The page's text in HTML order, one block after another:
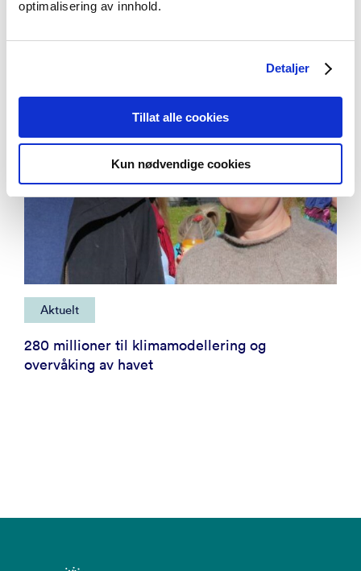
optimalisering av innhold.
Detaljer
Tillat alle cookies
Kun nødvendige cookies
Aktuelt
280 millioner til klimamodellering og
overvåking av havet